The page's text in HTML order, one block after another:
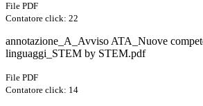
File PDF
Contatore click: 22
annotazione_A_Avviso ATA_Nuove
linguaggi_STEM by STEM.pdf
File PDF
Contatore click: 14